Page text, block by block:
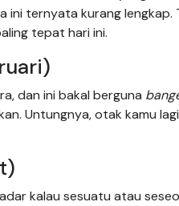
ini ternyata kurang lengkap.
tepat hari ini.
dan ini bakal berguna
Untungnya, otak kamu
kalau sesuatu atau